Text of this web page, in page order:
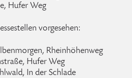
Hufer Weg
vorgesehen:
Rheinhöhenweg
Hufer Weg
In der Schlade